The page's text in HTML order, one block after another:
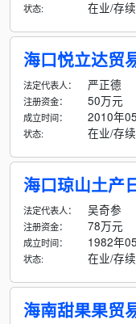
状态: 在业/存续
海口悦立达贸
法定代表人： 严正德
注册资金： 50万元
成立时间： 2010年
状态: 在业/存续
海口琼山土产
法定代表人： 吴奇参
注册资金： 78万元
成立时间： 1982年
状态: 在业/存续
海南甜果果贸